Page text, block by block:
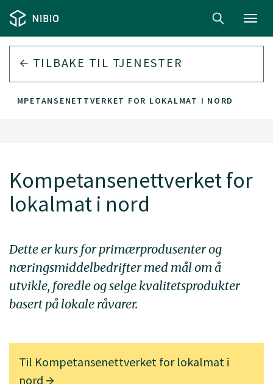
TILBAKE TIL TJENESTER
KOMPETANSENETTVERKET FOR LOKALMAT I NORD
Kompetansenettverket for
lokalmat i nord
Dette er kurs for primærprodusenter og
næringsmiddelbedrifter med mål om å
utvikle, foredle og selge kvalitetsprodukter
basert på lokale råvarer.
Til Kompetansenettverket for lokalmat i
nord